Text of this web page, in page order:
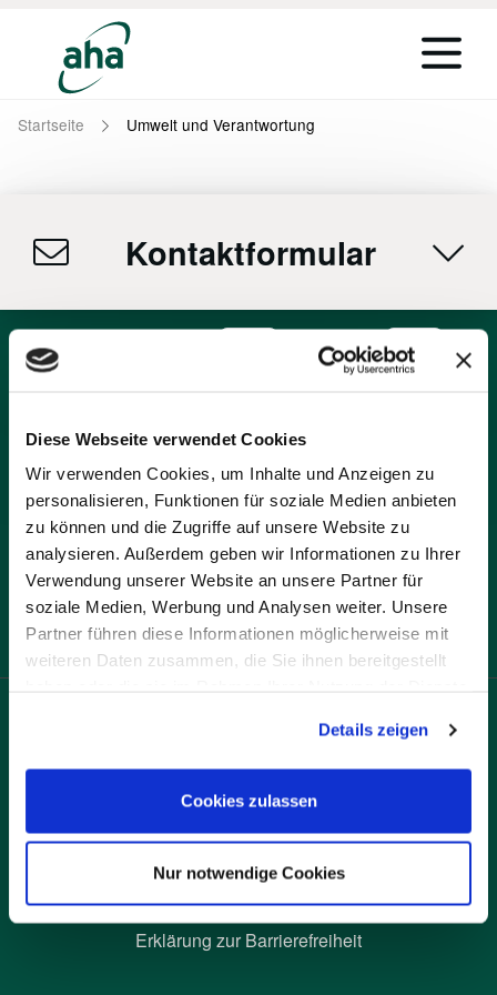
Diese Webseite verwendet Cookies
Wir verwenden Cookies, um Inhalte und Anzeigen zu
personalisieren, Funktionen für soziale Medien anbieten
zu können und die Zugriffe auf unsere Website zu
analysieren. Außerdem geben wir Informationen zu Ihrer
Verwendung unserer Website an unsere Partner für
soziale Medien, Werbung und Analysen weiter. Unsere
Partner führen diese Informationen möglicherweise mit
weiteren Daten zusammen, die Sie ihnen bereitgestellt
Details zeigen
Cookies zulassen
Nur notwendige Cookies
Startseite Umwelt und Verantwortung
Kontaktformular
Unsere Apps:
Rufnummern
Zahlungshotline0511 9911 666 504
Service-Hotline0800 999 11 99
Servicezeiten
Mo-Do 7 - 16.30 Uhr
Fr 7 - 15 Uhr
Impressum
Datenschutz
Erklärung zur Barrierefreiheit